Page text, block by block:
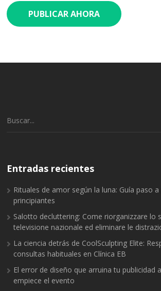
Buscar:
Entradas recientes
Rituales de amor según la luna: Guía paso
principiantes
Salotto decluttering: Come riorganizzare lo
televisione nazionale ed eliminare le
La ciencia detrás de CoolSculpting Elite:
consultas habituales en Clínica EB
El error de diseño que arruina tu publicidad
empiece el evento